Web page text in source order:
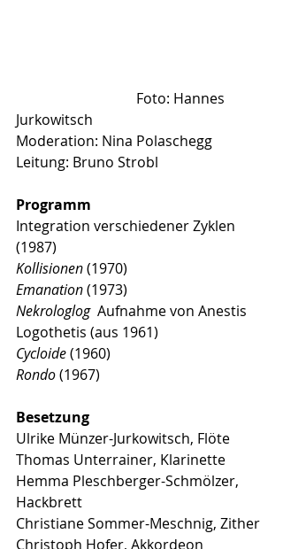
Jurkowitsch
Moderation: Nina Polaschegg
Leitung: Bruno Strobl
Programm
Integration verschiedener Zyklen
(1987)
Kollisionen (1970)
Emanation (1973)
Nekrologlog Aufnahme von Anestis
Logothetis (aus 1961)
Cycloide (1960)
Rondo (1967)
Besetzung
Ulrike Münzer-Jurkowitsch, Flöte
Thomas Unterrainer, Klarinette
Hemma Pleschberger-Schmölzer,
Hackbrett
Christiane Sommer-Meschnig, Zither
Christoph Hofer, Akkordeon